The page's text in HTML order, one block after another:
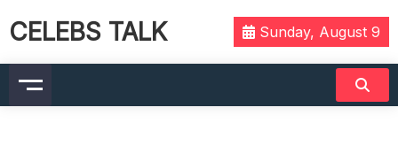
CELEBS TALK Sunday, August 9